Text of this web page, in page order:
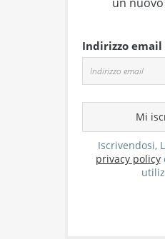
Indirizzo email
Iscrivendosi,
privacy policy